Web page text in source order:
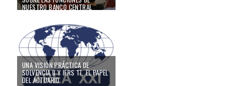
NUESTRO BANCO CENTRAL
QUE REGISTRE PÉRDIDAS
31/05/24
UNA VISIÓN PRÁCTICA DE
SOLVENCIA II Y IFRS 17. EL PAPEL
DEL ACTUARIO